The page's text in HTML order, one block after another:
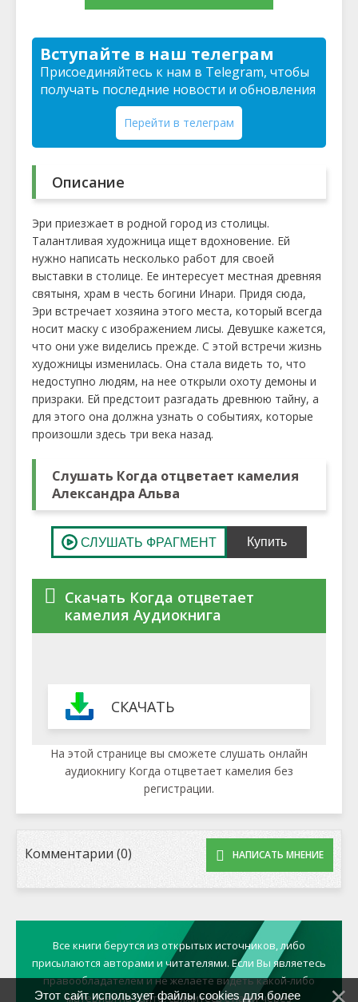
Вступайте в наш телеграм
Присоединяйтесь к нам в Telegram, чтобы
получать последние новости и обновления
Перейти в телеграм
Описание
Эри приезжает в родной город из столицы.
Талантливая художница ищет вдохновение. Ей
нужно написать несколько работ для своей
выставки в столице. Ее интересует местная древняя
святыня, храм в честь богини Инари. Придя сюда,
Эри встречает хозяина этого места, который всегда
носит маску с изображением лисы. Девушке кажется,
что они уже виделись прежде. С этой встречи жизнь
художницы изменилась. Она стала видеть то, что
недоступно людям, на нее открыли охоту демоны и
призраки. Ей предстоит разгадать древнюю тайну, а
для этого она должна узнать о событиях, которые
произошли здесь три века назад.
Слушать Когда отцветает камелия
Александра Альва
Скачать Когда отцветает
камелия Аудиокнига
СКАЧАТЬ
На этой странице вы сможете слушать онлайн
аудиокнигу Когда отцветает камелия без
регистрации.
Комментарии (0) НАПИСАТЬ МНЕНИЕ
Все книги берутся из открытых источников, либо
присылаются авторами и читателями. Если Вы являетесь
правообладателем и не желаете видеть какой-либо
материал на сайте, свяжитесь с нами через
Этот сайт использует файлы cookies для более